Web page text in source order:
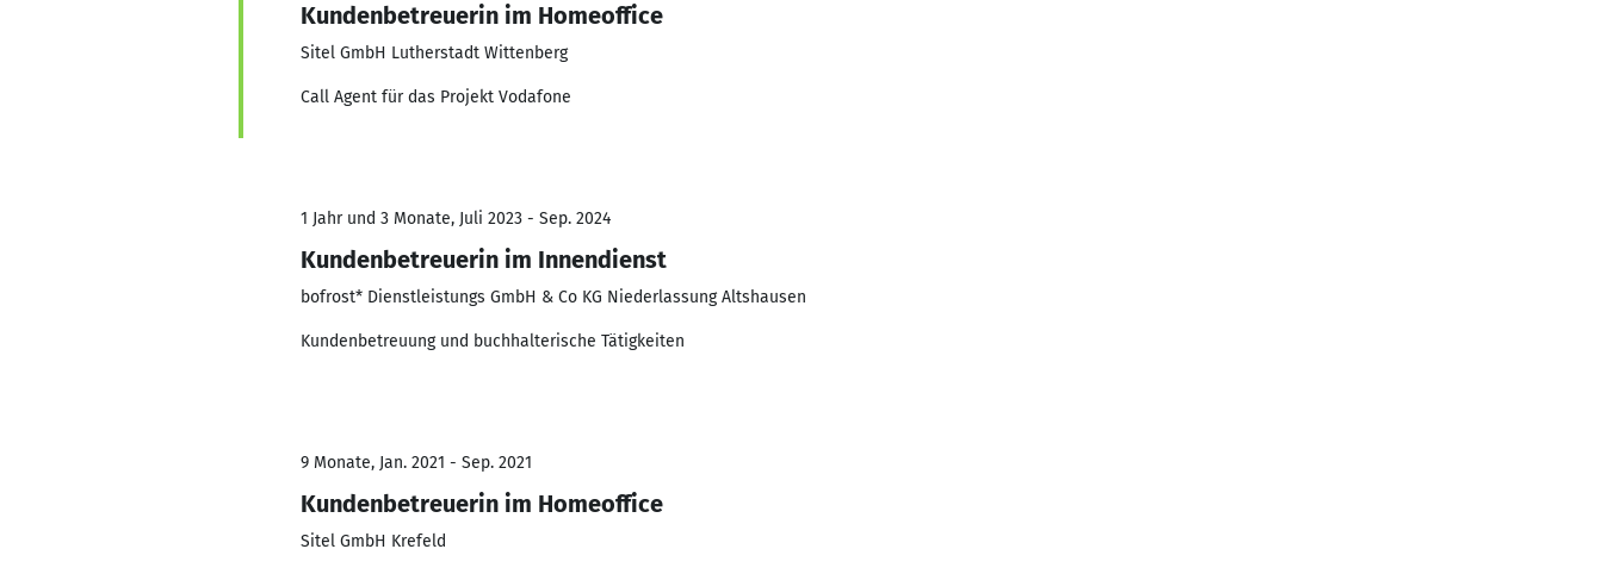
Kundenbetreuerin im Homeoffice
Sitel GmbH Lutherstadt Wittenberg
Call Agent für das Projekt Vodafone
1 Jahr und 3 Monate, Juli 2023 - Sep. 2024
Kundenbetreuerin im Innendienst
bofrost* Dienstleistungs GmbH & Co KG Niederlassung Altshausen
Kundenbetreuung und buchhalterische Tätigkeiten
9 Monate, Jan. 2021 - Sep. 2021
Kundenbetreuerin im Homeoffice
Sitel GmbH Krefeld